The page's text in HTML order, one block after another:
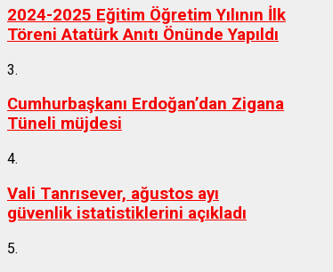
2024-2025 Eğitim Öğretim Yılının İlk
Töreni Atatürk Anıtı Önünde Yapıldı
3.
Cumhurbaşkanı Erdoğan’dan Zigana
Tüneli müjdesi
4.
Vali Tanrısever, ağustos ayı
güvenlik istatistiklerini açıkladı
5.